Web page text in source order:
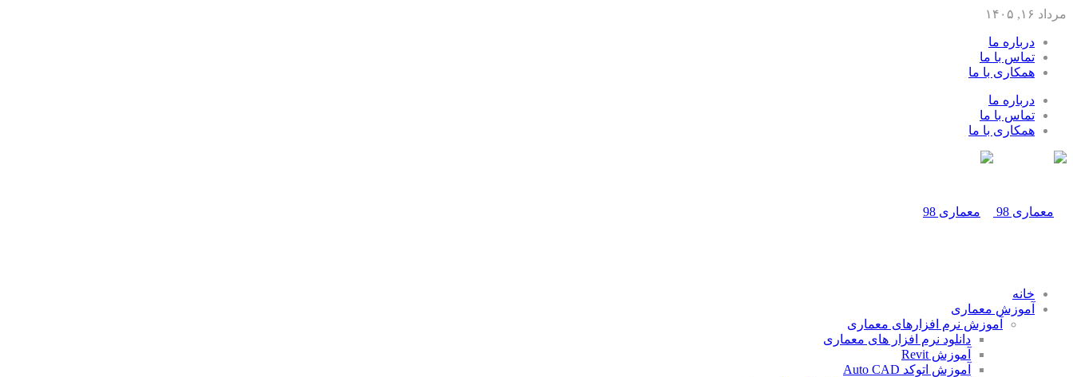
مرداد ۱۶, ۱۴۰۵
درباره ما
تماس با ما
همکاری با ما
درباره ما
تماس با ما
همکاری با ما
خانه
آموزش معماری
آموزش نرم افزارهای معماری
دانلود نرم افزار های معماری
آموزش Revit
آموزش اتوکد Auto CAD